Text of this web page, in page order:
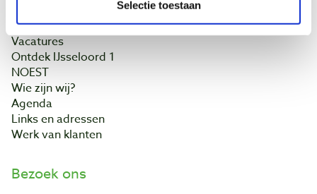
Selectie toestaan
Onze winkel
Vacatures
Ontdek IJsseloord 1
NOEST
Wie zijn wij?
Agenda
Links en adressen
Werk van klanten
Bezoek ons